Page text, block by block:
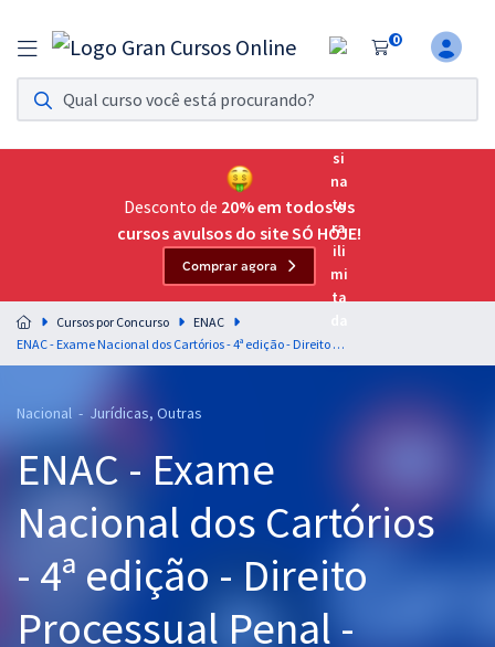
0
Assinatura Ilimitada 11
Acesso a todos os cursos. Teste grátis por 7 dias!
Assinatura OAB Até Passar
Acesso ilimitado a toda preparação para o Exame da
Residências Multiprofissionais
Preparação completa e intensiva para as principais
residências em saúde do Brasil
Cursos 20% OFF
Pós
Graduação
OAB
Desconto de 20% em todos os
cursos avulsos do site SÓ HOJE!
Comprar agora
Cursos por Concurso
ENAC
ENAC - Exame Nacional dos Cartórios - 4ª edição - Direito Processual Penal - Prof. Geilza Diniz (Pré-Edital)
Nacional - Jurídicas, Outras
ENAC - Exame
Nacional dos Cartórios
- 4ª edição - Direito
Processual Penal -